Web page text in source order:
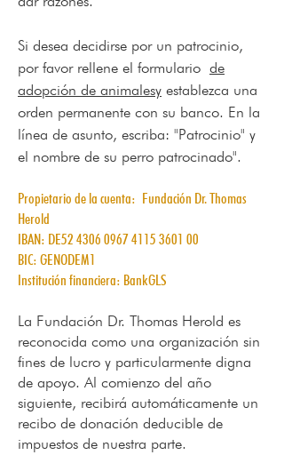
Si desea decidirse por un patrocinio,
por favor rellene el formulario de
adopción de animalesy establezca una
orden permanente con su banco. En la
línea de asunto, escriba: "Patrocinio" y
el nombre de su perro patrocinado".
Propietario de la cuenta: Fundación Dr. Thomas
Herold
IBAN: DE52 4306 0967 4115 3601 00
BIC: GENODEM1
Institución financiera: BankGLS
La Fundación Dr. Thomas Herold es
reconocida como una organización sin
fines de lucro y particularmente digna
de apoyo. Al comienzo del año
siguiente, recibirá automáticamente un
recibo de donación deducible de
impuestos de nuestra parte.